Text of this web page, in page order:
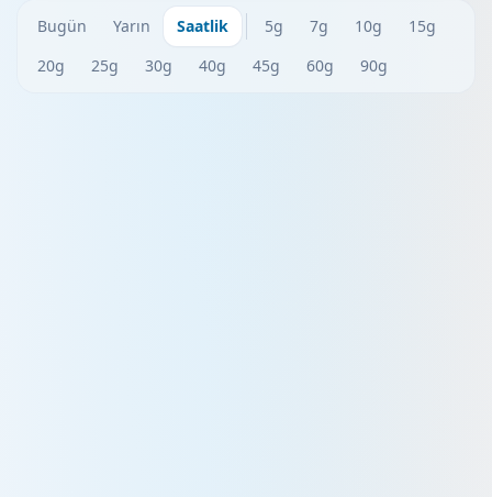
Bugün Yarın Saatlik 5g 7g 10g
15g
20g
25g 30g 40g 45g 60g 90g